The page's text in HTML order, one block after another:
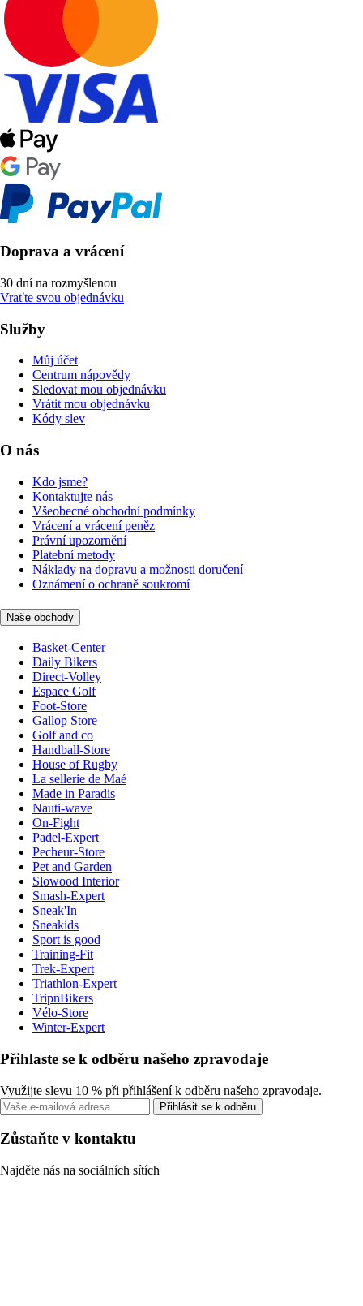
Doprava a vrácení
30 dní na rozmyšlenou
Vraťte svou objednávku
Služby
Můj účet
Centrum nápovědy
Sledovat mou objednávku
Vrátit mou objednávku
Kódy slev
O nás
Kdo jsme?
Kontaktujte nás
Všeobecné obchodní podmínky
Vrácení a vrácení peněz
Právní upozornění
Platební metody
Náklady na dopravu a možnosti doručení
Oznámení o ochraně soukromí
Naše obchody
Basket-Center
Daily Bikers
Direct-Volley
Espace Golf
Foot-Store
Gallop Store
Golf and co
Handball-Store
House of Rugby
La sellerie de Maé
Made in Paradis
Nauti-wave
On-Fight
Padel-Expert
Pecheur-Store
Pet and Garden
Slowood Interior
Smash-Expert
Sneak'In
Sneakids
Sport is good
Training-Fit
Trek-Expert
Triathlon-Expert
TripnBikers
Vélo-Store
Winter-Expert
Přihlaste se k odběru našeho zpravodaje
Využijte slevu 10 % při přihlášení k odběru našeho zpravodaje.
Přihlásit se k odběru
Zůstaňte v kontaktu
Najděte nás na sociálních sítích